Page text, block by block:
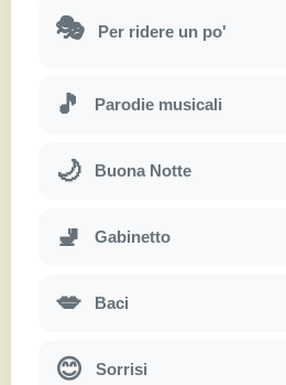
🎭 Per ridere un po'
🎵 Parodie musicali
🌙 Buona Notte
🚽 Gabinetto
💋 Baci
😊 Sorrisi